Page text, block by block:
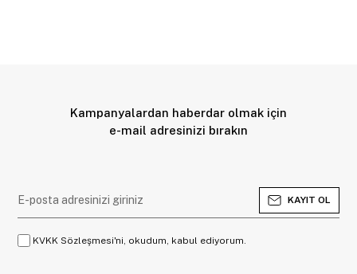
Kampanyalardan haberdar olmak için
e-mail adresinizi bırakın
KAYIT OL
KVKK Sözleşmesi'ni, okudum, kabul ediyorum.